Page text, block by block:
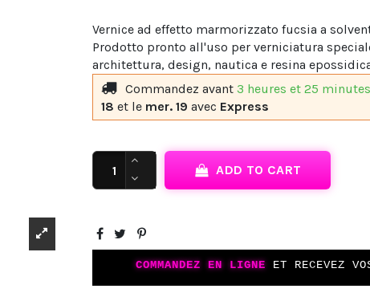
Vernice ad effetto marmorizzato fucsia a
Prodotto pronto all'uso per verniciatura
architettura, design, nautica e resina
Commandez avant 3 heures et 25 minutes
18 et le mer. 19 avec Express
ADD TO CART
COMMANDEZ EN LIGNE ET RECEVEZ